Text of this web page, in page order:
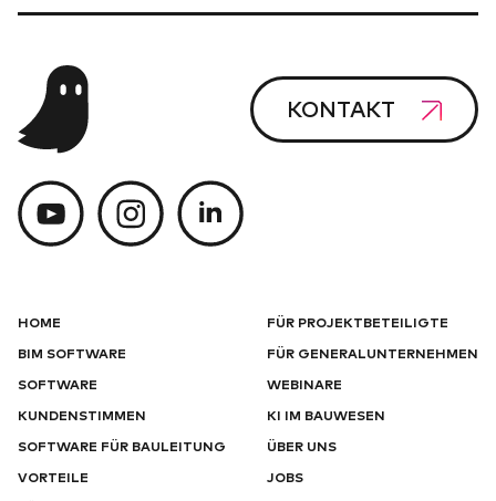
KONTAKT
HOME
BIM SOFTWARE
SOFTWARE
KUNDENSTIMMEN
SOFTWARE FÜR BAULEITUNG
VORTEILE
FÜR PROJEKTBETEILIGTE
FÜR GENERALUNTERNEHMEN
WEBINARE
KI IM BAUWESEN
ÜBER UNS
JOBS